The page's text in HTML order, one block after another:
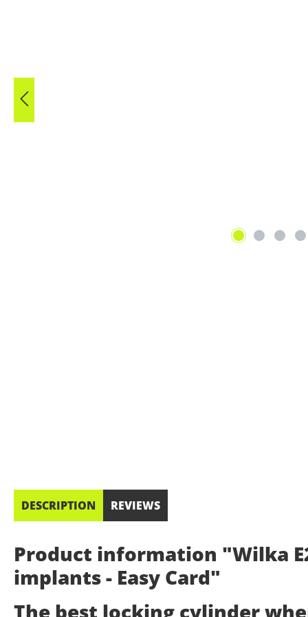
DESCRIPTION REVIEWS
Product information "Wilka
implants - Easy Card"
The best locking cylinder